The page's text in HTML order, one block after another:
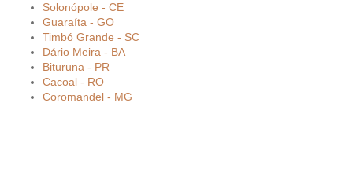
Solonópole - CE
Guaraíta - GO
Timbó Grande - SC
Dário Meira - BA
Bituruna - PR
Cacoal - RO
Coromandel - MG